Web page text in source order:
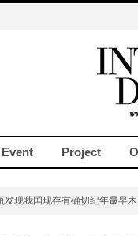
Event Project
发现我国现存有确切纪年最早